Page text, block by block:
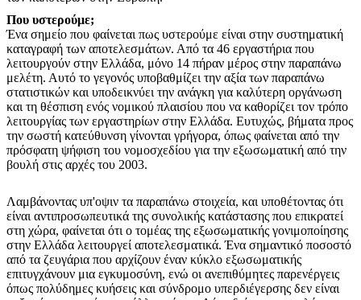
Που υστερούμε;
Ένα σημείο που φαίνεται πως υστερούμε είναι στην συστηματική
καταγραφή των αποτελεσμάτων. Από τα 46 εργαστήρια που
λειτουργούν στην Ελλάδα, μόνο 14 πήραν μέρος στην παραπάνω
μελέτη. Αυτό το γεγονός υποβαθμίζει την αξία των παραπάνω
στατιστικών και υποδεικνύει την ανάγκη για καλύτερη οργάνωση
και τη θέσπιση ενός νομικού πλαισίου που να καθορίζει τον τρόπο
λειτουργίας των εργαστηρίων στην Ελλάδα. Ευτυχώς, βήματα προς
την σωστή κατεύθυνση γίνονται γρήγορα, όπως φαίνεται από την
πρόσφατη ψήφιση του νομοσχεδίου για την εξωσωματική από την
βουλή στις αρχές του 2003.
Λαμβάνοντας υπ'οψιν τα παραπάνω στοιχεία, και υποθέτοντας ότι
είναι αντιπροσωπευτικά της συνολικής κατάστασης που επικρατεί
στη χώρα, φαίνεται ότι ο τομέας της εξωσωματικής γονιμοποίησης
στην Ελλάδα λειτουργεί αποτελεσματικά. Ένα σημαντικό ποσοστό
από τα ζευγάρια που αρχίζουν έναν κύκλο εξωσωματικής
επιτυγχάνουν μια εγκυμοσύνη, ενώ οι ανεπιθύμητες παρενέργεις
όπως πολύδημες κυήσεις και σύνδρομο υπερδιέγερσης δεν είναι